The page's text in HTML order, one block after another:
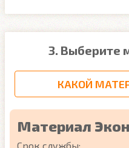
3. Выберите
КАКОЙ
Материал
Срок службы: